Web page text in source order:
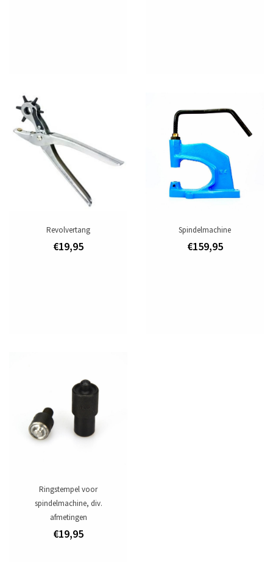
Revolvertang
€19,95
Spindelmachine
€159,95
Ringstempel voor
spindelmachine, div.
afmetingen
€19,95